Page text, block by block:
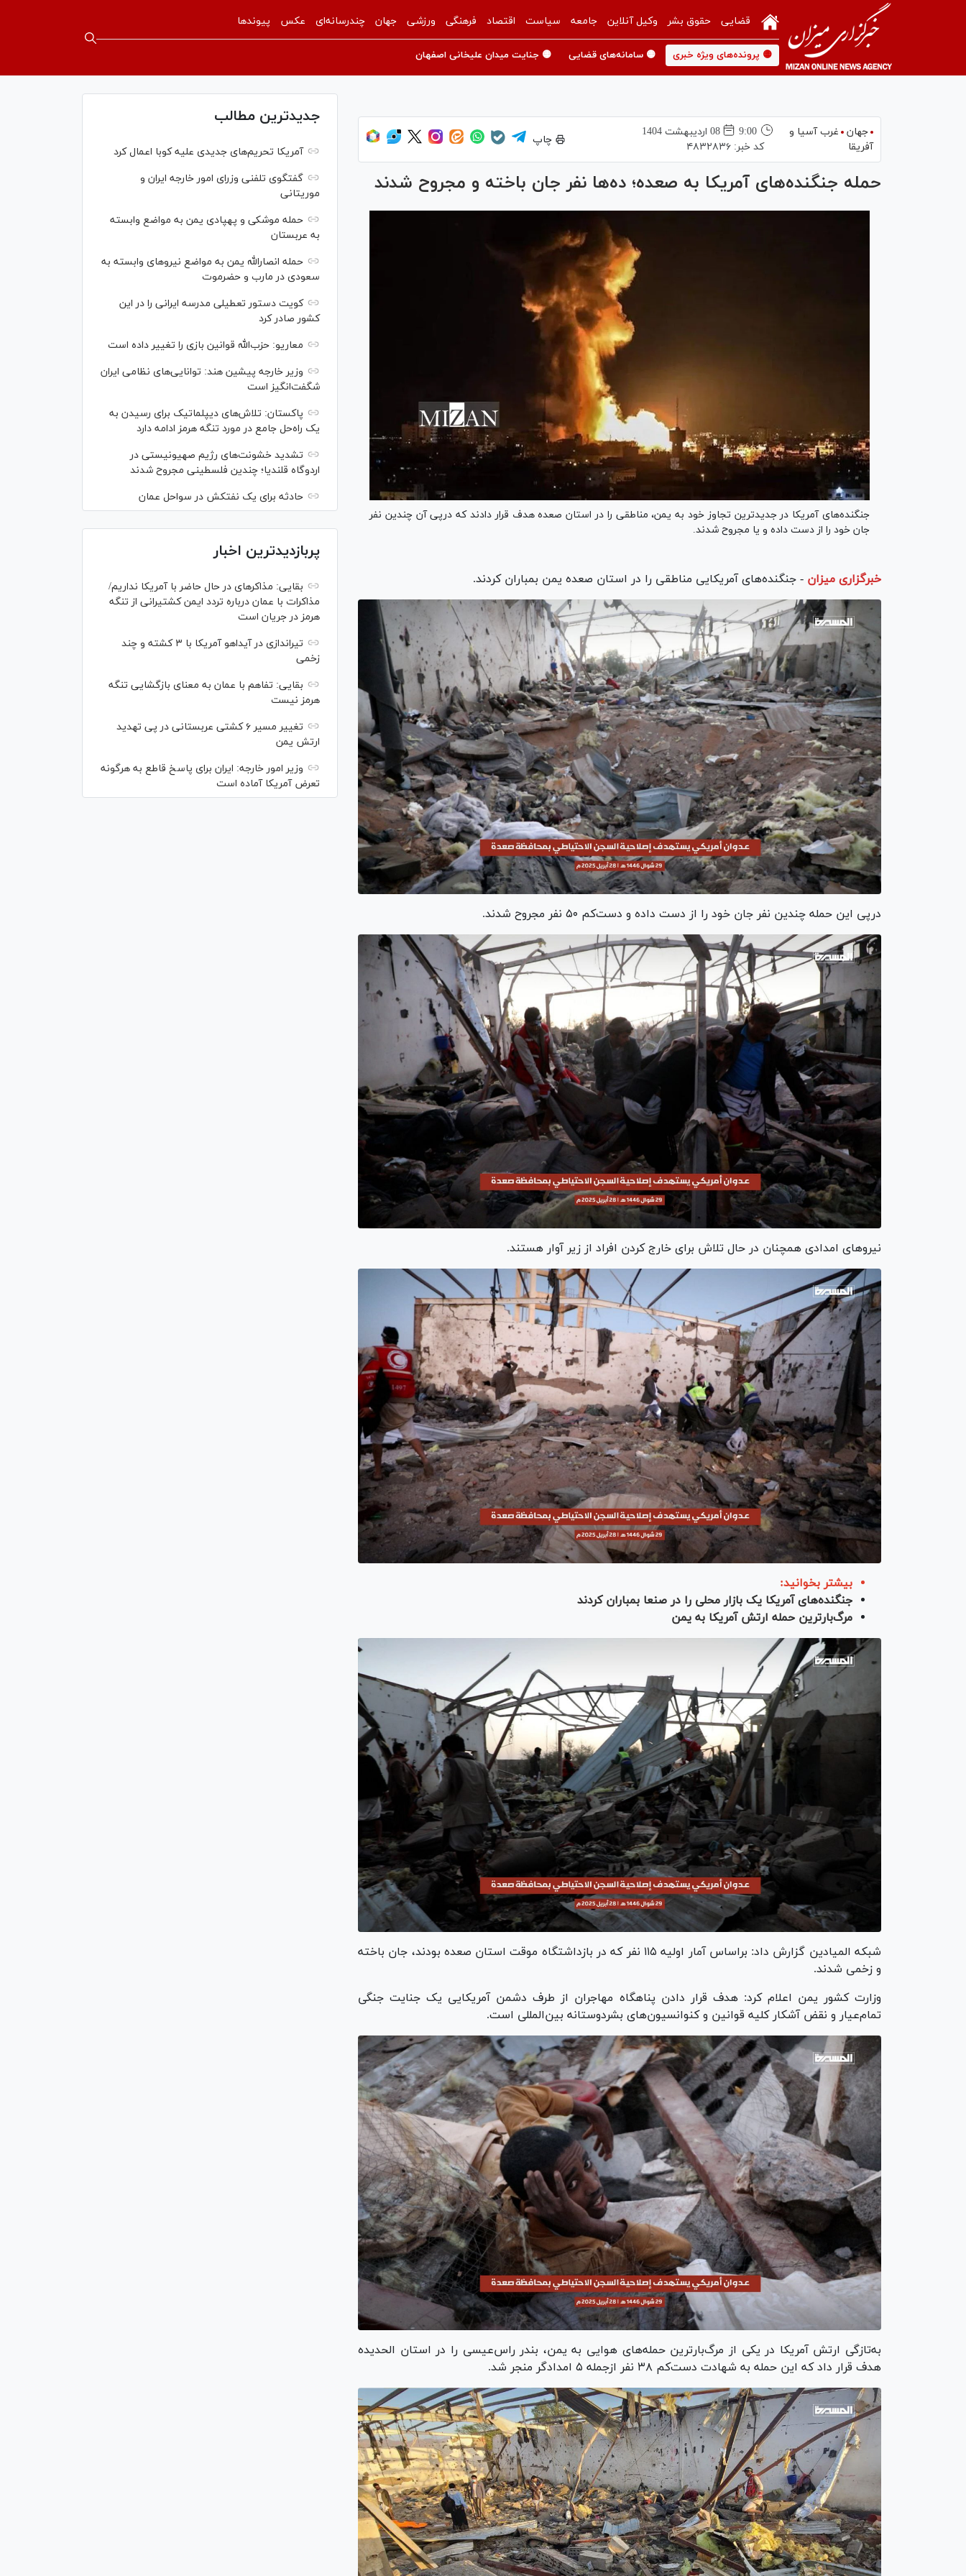
قضایی حقوق بشر وکیل آنلاین جامعه سیاست اقتصاد فرهنگی ورزشی جهان چندرسانه‌ای عکس پیوندها
🟡 پرونده‌های ویژه خبری 🟡 سامانه‌های قضایی 🟡 جنایت میدان علیخانی اصفهان
جهان
غرب آسیا و
آفریقا
9:00
08 ارديبهشت 1404
کد خبر:۴۸۳۲۸۳۶
چاپ
حمله جنگنده‌های آمریکا به صعده؛ ده‌ها نفر جان باخته و مجروح شدند
جنگنده‌های آمریکا در جدیدترین تجاوز خود به یمن، مناطقی را در استان صعده هدف قرار دادند که درپی آن چندین نفر
جان خود را از دست داده و یا مجروح شدند.
خبرگزاری میزان - جنگنده‌های آمریکایی مناطقی را در استان صعده یمن بمباران کردند.
درپی این حمله چندین نفر جان خود را از دست داده و دست‌کم ۵۰ نفر مجروح شدند.
نیرو‌های امدادی همچنان در حال تلاش برای خارج کردن افراد از زیر آوار هستند.
بیشتر بخوانید:
جنگنده‌های آمریکا یک بازار محلی را در صنعا بمباران کردند
مرگ‌بارترین حمله ارتش آمریکا به یمن
شبکه المیادین گزارش داد: براساس آمار اولیه ۱۱۵ نفر که در بازداشتگاه موقت استان صعده بودند، جان باخته
و زخمی شدند.
وزارت کشور یمن اعلام کرد: هدف قرار دادن پناهگاه مهاجران از طرف دشمن آمریکایی یک جنایت جنگی
تمام‌عیار و نقض آشکار کلیه قوانین و کنوانسیون‌های بشردوستانه بین‌المللی است.
به‌تازگی ارتش آمریکا در یکی از مرگ‌بارترین حمله‌های هوایی به یمن، بندر راس‌عیسی را در استان الحدیده
هدف قرار داد که این حمله به شهادت دست‌کم ۳۸ نفر ازجمله ۵ امدادگر منجر شد.
جدیدترین مطالب
آمریکا تحریم‌های جدیدی علیه کوبا اعمال کرد
گفتگوی تلفنی وزرای امور خارجه ایران و
موریتانی
حمله موشکی و پهپادی یمن به مواضع وابسته
به عربستان
حمله انصارالله یمن به مواضع نیرو‌های وابسته به
سعودی در مارب و حضرموت
کویت دستور تعطیلی مدرسه ایرانی را در این
کشور صادر کرد
معاریو: حزب‌الله قوانین بازی را تغییر داده است
وزیر خارجه پیشین هند: توانایی‌های نظامی ایران
شگفت‌انگیز است
پاکستان: تلاش‌های دیپلماتیک برای رسیدن به
یک راه‌حل جامع در مورد تنگه هرمز ادامه دارد
تشدید خشونت‌های رژیم صهیونیستی در
اردوگاه قلندیا؛ چندین فلسطینی مجروح شدند
حادثه برای یک نفتکش در سواحل عمان
پربازدیدترین اخبار
بقایی: مذاکره‎ای در حال حاضر با آمریکا نداریم/
مذاکرات با عمان درباره تردد ایمن کشتیرانی از تنگه
هرمز در جریان است
تیراندازی در آیداهو آمریکا با ۳ کشته و چند
زخمی
بقایی: تفاهم با عمان به معنای بازگشایی تنگه
هرمز نیست
تغییر مسیر ۶ کشتی عربستانی در پی تهدید
ارتش یمن
وزیر امور خارجه: ایران برای پاسخ قاطع به هرگونه
تعرض آمریکا آماده است